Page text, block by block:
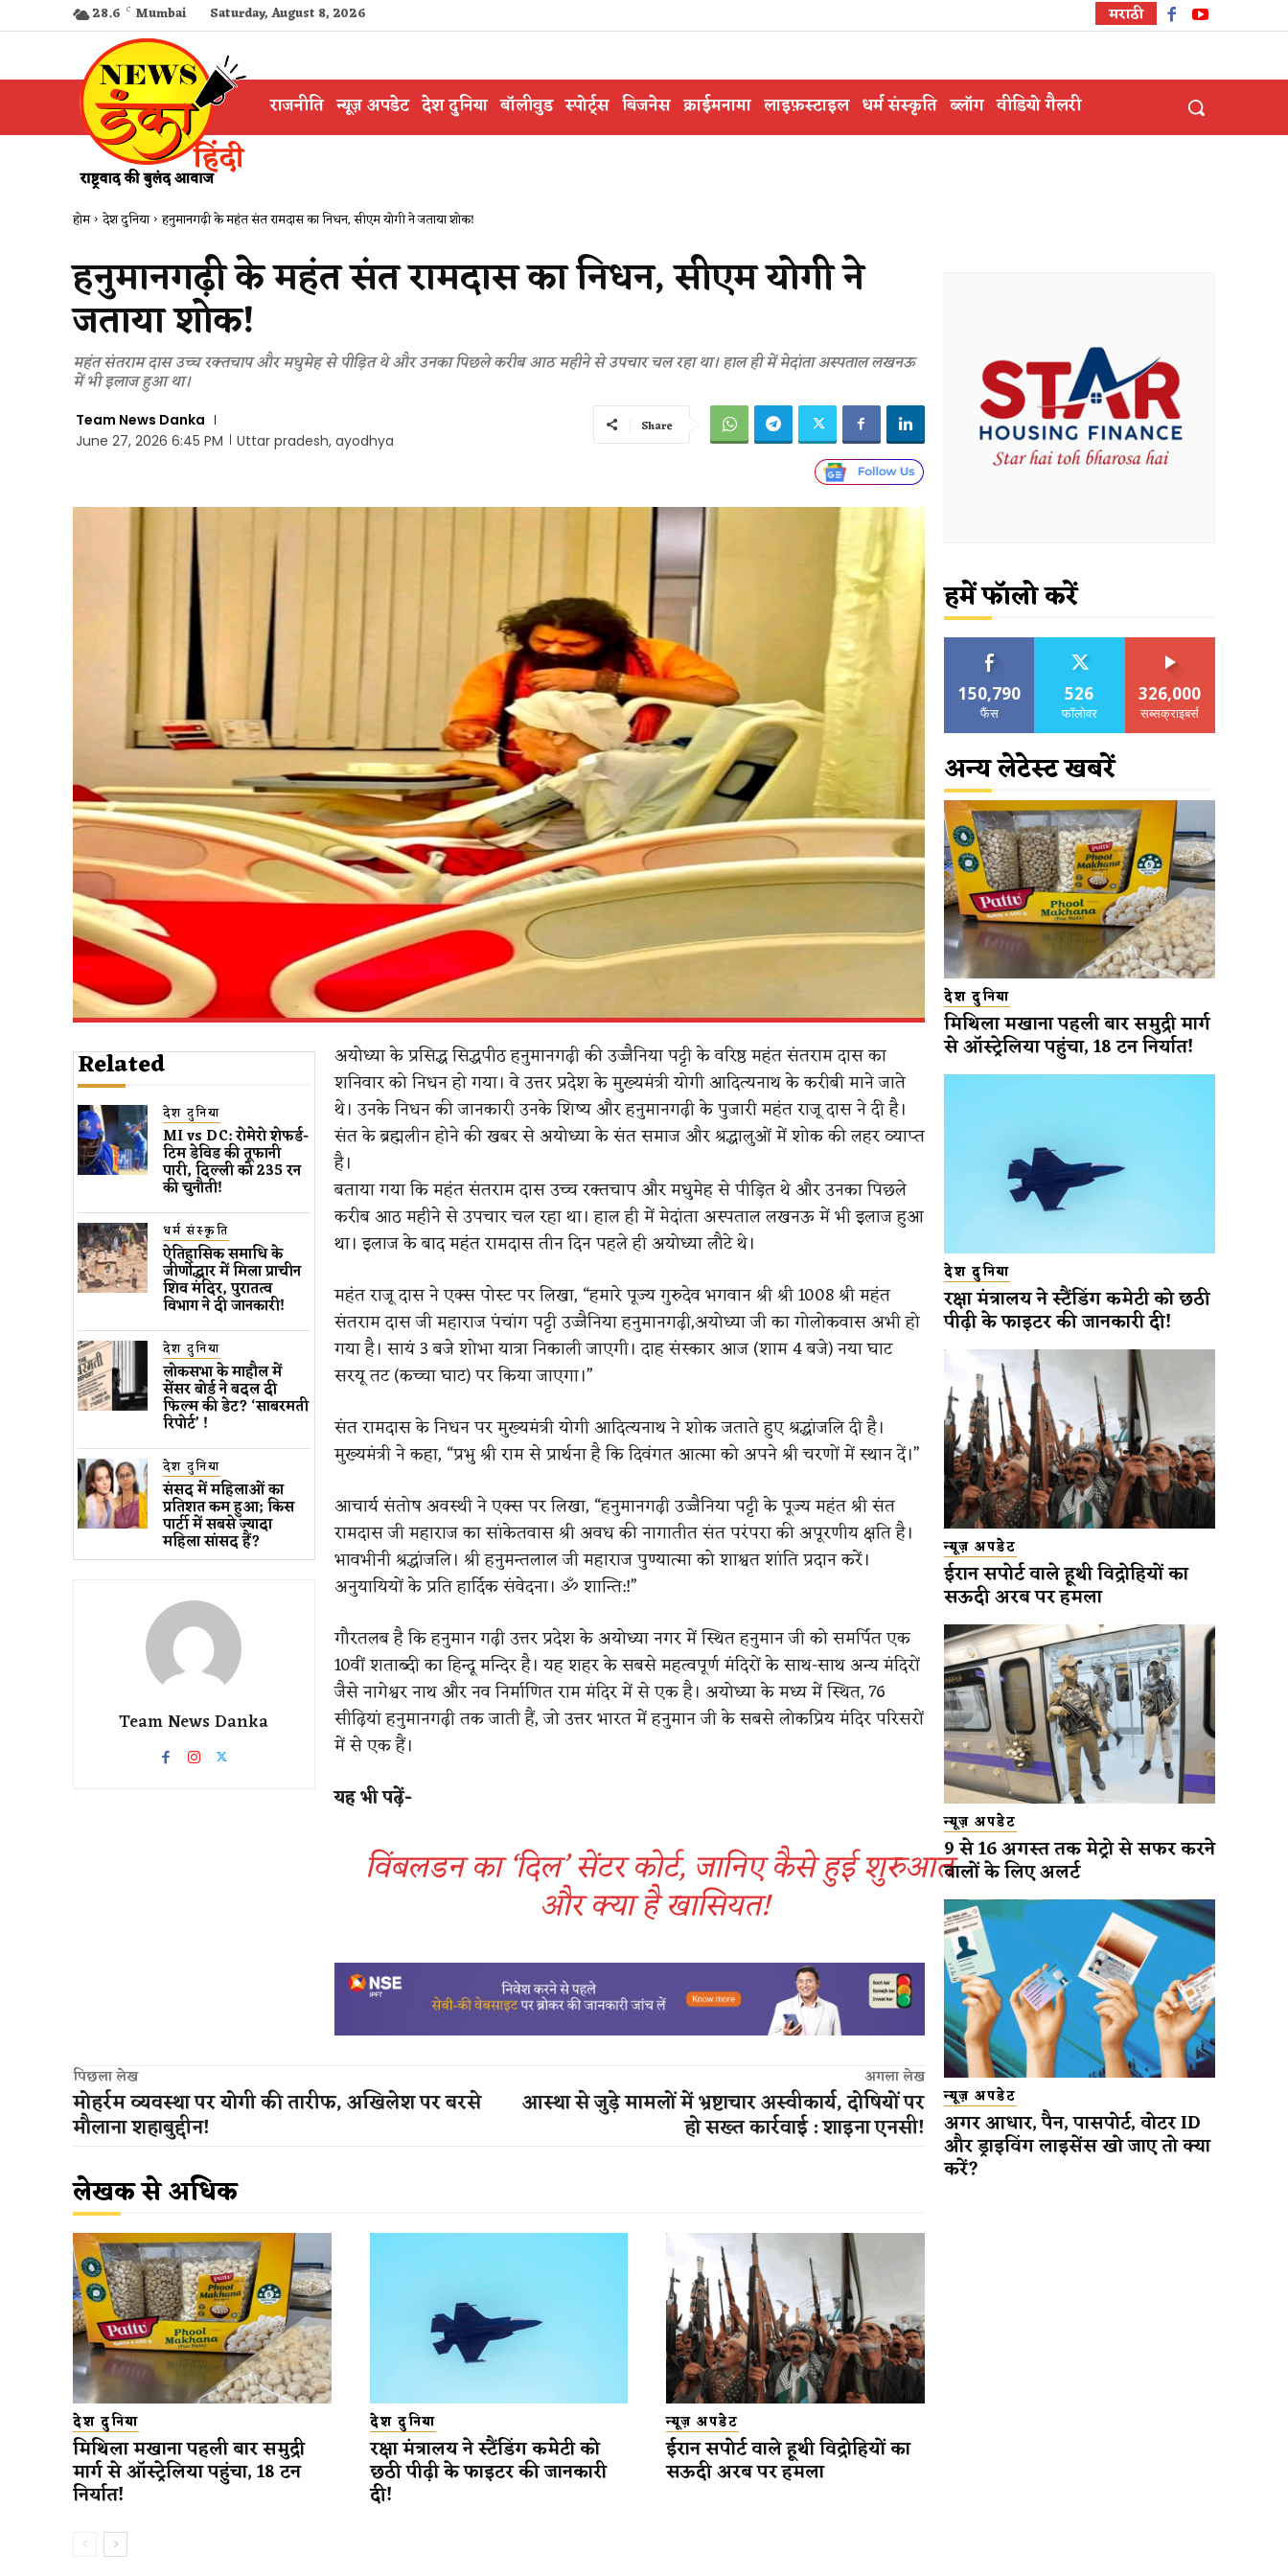
28.6 C Mumbai Saturday, August 8, 2026 मराठी
राजनीति न्यूज़ अपडेट देश दुनिया बॉलीवुड स्पोर्ट्स बिजनेस क्राईमनामा लाइफ़स्टाइल धर्म संस्कृति ब्लॉग वीडियो गैलरी
होम देश दुनिया हनुमानगढ़ी के महंत संत रामदास का निधन, सीएम योगी ने जताया शोक!
हनुमानगढ़ी के महंत संत रामदास का निधन, सीएम योगी ने
जताया शोक!
महंत संतराम दास उच्च रक्तचाप और मधुमेह से पीड़ित थे और उनका पिछले करीब आठ महीने से उपचार चल रहा था। हाल ही में मेदांता अस्पताल लखनऊ
में भी इलाज हुआ था।
Team News Danka
June 27, 2026 6:45 PM
Uttar pradesh, ayodhya
Share
Related
देश दुनिया
MI vs DC: रोमेरो शेफर्ड-
टिम डेविड की तूफानी
पारी, दिल्ली को 235 रन
की चुनौती!
धर्म संस्कृति
ऐतिहासिक समाधि के
जीर्णोद्धार में मिला प्राचीन
शिव मंदिर, पुरातत्व
विभाग ने दी जानकारी!
देश दुनिया
लोकसभा के माहौल में
सेंसर बोर्ड ने बदल दी
फिल्म की डेट? ‘साबरमती
रिपोर्ट’ !
देश दुनिया
संसद में महिलाओं का
प्रतिशत कम ​हुआ​; किस
पार्टी में सबसे ज्यादा
महिला सांसद हैं?
Team News Danka
अयोध्या के प्रसिद्ध सिद्धपीठ हनुमानगढ़ी की उज्जैनिया पट्टी के वरिष्ठ महंत संतराम दास का
शनिवार को निधन हो गया। वे उत्तर प्रदेश के मुख्यमंत्री योगी आदित्यनाथ के करीबी माने जाते
थे। उनके निधन की जानकारी उनके शिष्य और हनुमानगढ़ी के पुजारी महंत राजू दास ने दी है।
संत के ब्रह्मलीन होने की खबर से अयोध्या के संत समाज और श्रद्धालुओं में शोक की लहर व्याप्त
है।
बताया गया कि महंत संतराम दास उच्च रक्तचाप और मधुमेह से पीड़ित थे और उनका पिछले
करीब आठ महीने से उपचार चल रहा था। हाल ही में मेदांता अस्पताल लखनऊ में भी इलाज हुआ
था। इलाज के बाद महंत रामदास तीन दिन पहले ही अयोध्या लौटे थे।
महंत राजू दास ने एक्स पोस्ट पर लिखा, “हमारे पूज्य गुरुदेव भगवान श्री श्री 1008 श्री महंत
संतराम दास जी महाराज पंचांग पट्टी उज्जैनिया हनुमानगढ़ी,अयोध्या जी का गोलोकवास अभी हो
गया है। सायं 3 बजे शोभा यात्रा निकाली जाएगी। दाह संस्कार आज (शाम 4 बजे) नया घाट
सरयू तट (कच्चा घाट) पर किया जाएगा।”
संत रामदास के निधन पर मुख्यमंत्री योगी आदित्यनाथ ने शोक जताते हुए श्रद्धांजलि दी है।
मुख्यमंत्री ने कहा, “प्रभु श्री राम से प्रार्थना है कि दिवंगत आत्मा को अपने श्री चरणों में स्थान दें।”
आचार्य संतोष अवस्थी ने एक्स पर लिखा, “हनुमानगढ़ी उज्जैनिया पट्टी के पूज्य महंत श्री संत
रामदास जी महाराज का सांकेतवास श्री अवध की नागातीत संत परंपरा की अपूरणीय क्षति है।
भावभीनी श्रद्धांजलि। श्री हनुमन्तलाल जी महाराज पुण्यात्मा को शाश्वत शांति प्रदान करें।
अनुयायियों के प्रति हार्दिक संवेदना। ॐ शान्ति:!”
गौरतलब है कि हनुमान गढ़ी उत्तर प्रदेश के अयोध्या नगर में स्थित हनुमान जी को समर्पित एक
10वीं शताब्दी का हिन्दू मन्दिर है। यह शहर के सबसे महत्वपूर्ण मंदिरों के साथ-साथ अन्य मंदिरों
जैसे नागेश्वर नाथ और नव निर्माणित राम मंदिर में से एक है। अयोध्या के मध्य में स्थित, 76
सीढ़ियां हनुमानगढ़ी तक जाती हैं, जो उत्तर भारत में हनुमान जी के सबसे लोकप्रिय मंदिर परिसरों
में से एक हैं।
यह भी पढ़ें-
विंबलडन का ‘दिल’ सेंटर कोर्ट, जानिए कैसे हुई शुरुआत
और क्या है खासियत!
पिछला लेख
मोहर्रम व्यवस्था पर योगी की तारीफ, अखिलेश पर बरसे
मौलाना शहाबुद्दीन!
अगला लेख
आस्था से जुड़े मामलों में भ्रष्टाचार अस्वीकार्य, दोषियों पर
हो सख्त कार्रवाई : शाइना एनसी!
लेखक से अधिक
देश दुनिया
मिथिला मखाना पहली बार समुद्री
मार्ग से ऑस्ट्रेलिया पहुंचा, 18 टन
निर्यात!
देश दुनिया
रक्षा मंत्रालय ने स्टैंडिंग कमेटी को
छठी पीढ़ी के फाइटर की जानकारी
दी!
न्यूज़ अपडेट
ईरान सपोर्ट वाले हूथी विद्रोहियों का
सऊदी अरब पर हमला
हमें फॉलो करें
150,790
फैंस
526
फॉलोवर
326,000
सब्सक्राइबर्स
अन्य लेटेस्ट खबरें
देश दुनिया
मिथिला मखाना पहली बार समुद्री मार्ग
से ऑस्ट्रेलिया पहुंचा, 18 टन निर्यात!
देश दुनिया
रक्षा मंत्रालय ने स्टैंडिंग कमेटी को छठी
पीढ़ी के फाइटर की जानकारी दी!
न्यूज़ अपडेट
ईरान सपोर्ट वाले हूथी विद्रोहियों का
सऊदी अरब पर हमला
न्यूज़ अपडेट
9 से 16 अगस्त तक मेट्रो से सफर करने
वालों के लिए अलर्ट
न्यूज़ अपडेट
अगर आधार, पैन, पासपोर्ट, वोटर ID
और ड्राइविंग लाइसेंस खो जाए तो क्या
करें?